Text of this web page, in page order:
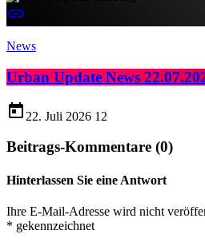
insert_link
News
Urban Update News
today 22. Juli 2026 12
Beitrags-Kommentare (0)
Hinterlassen Sie eine Antwort
Ihre E-Mail-Adresse wird nicht
* gekennzeichnet